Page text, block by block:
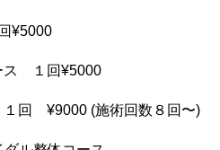
¥5000
ス １回¥5000
回 ¥9000 (施術回数８回〜)